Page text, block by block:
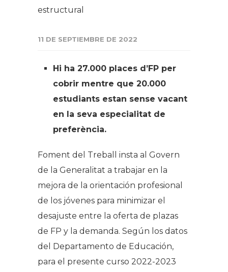
estructural
11 DE SEPTIEMBRE DE 2022
Hi ha 27.000 places d’FP per
cobrir mentre que 20.000
estudiants estan sense vacant
en la seva especialitat de
preferència.
Foment del Treball insta al Govern
de la Generalitat a trabajar en la
mejora de la orientación profesional
de los jóvenes para minimizar el
desajuste entre la oferta de plazas
de FP y la demanda. Según los datos
del Departamento de Educación,
para el presente curso 2022-2023